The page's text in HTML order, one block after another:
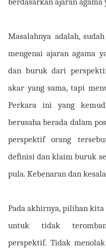
Masalahnya adalah,
mengenai ajaran agama
dan buruk dari
akar yang sama, tapi
Perkara ini yang
berusaha berada dalam
perspektif orang
definisi dan klaim buruk
pula. Kebenaran dan
Pada akhirnya, pilihan
untuk tidak
perspektif. Tidak